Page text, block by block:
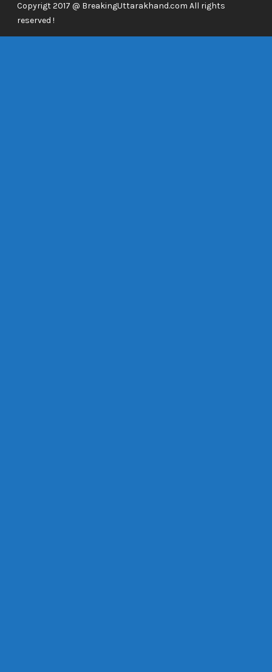
Copyrigt 2017 @ BreakingUttarakhand.com All rights
reserved !